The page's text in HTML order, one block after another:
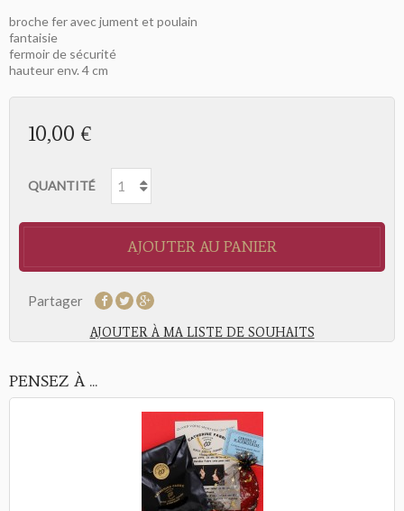
broche fer avec jument et poulain
fantaisie
fermoir de sécurité
hauteur env. 4 cm
10,00 €
QUANTITÉ
AJOUTER AU PANIER
Partager
AJOUTER À MA LISTE DE SOUHAITS
PENSEZ À ...